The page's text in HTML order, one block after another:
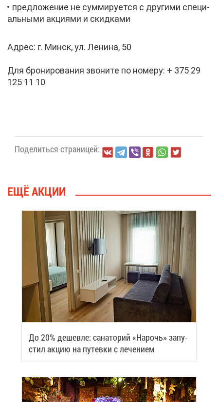
пред­ло­же­ние не сум­ми­ру­ет­ся с дру­ги­ми спе­ци­
аль­ны­ми ак­ци­я­ми и скид­ка­ми
Ад­рес: г. Минск, ул. Ле­ни­на, 50
Для бро­ни­ро­ва­ния зво­ни­те по но­ме­ру: + 375 29
125 11 10
По­де­лить­ся стра­ни­цей:
ЕЩЁ АК­ЦИИ
До 20% де­шев­ле: са­на­то­рий «На­рочь» за­пу­
стил ак­цию на пу­тев­ки с ле­че­ни­ем